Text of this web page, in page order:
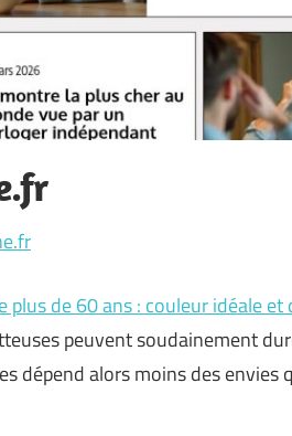
plus de 60 ans : couleur idéale et
peuvent soudainement
dépend alors moins des